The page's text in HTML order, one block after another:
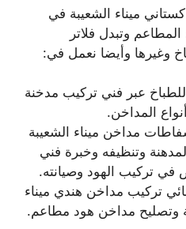
ميناء الشعيبة في
وتبدل فلاتر
وغيرها وأيضا نعمل في:
عبر فني تركيب مدخنة
المداخن.
مداخن ميناء الشعيبة
وتنظيفه وخبرة فني
في تركيب الهود وصيانته.
تركيب مداخن هندي ميناء
وتصليح مداخن هود مطاعم.